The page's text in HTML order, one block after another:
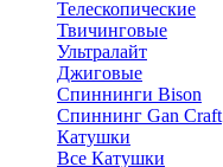
Телескопические
Твичинговые
Ультралайт
Джиговые
Спиннинги Bison
Спиннинг Gan Craft
Катушки
Все Катушки